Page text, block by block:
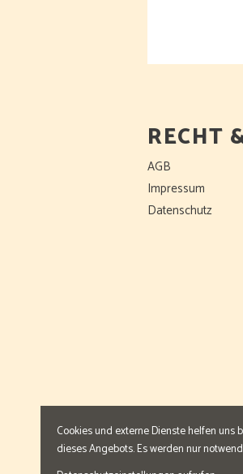
RECHT
AGB
Impressum
Datenschutz
Cookies und externe Dienste helfen uns
dieses Angebots. Es werden nur